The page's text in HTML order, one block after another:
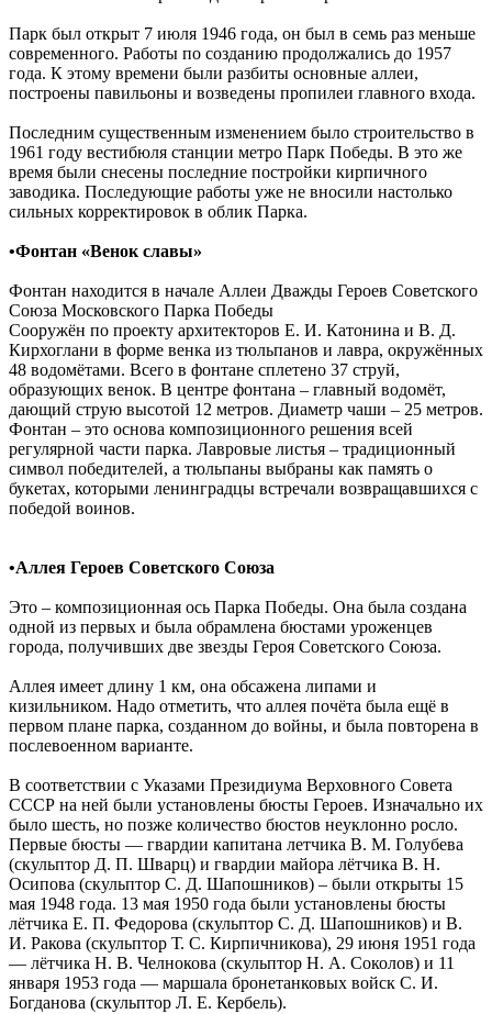
Парк был открыт 7 июля 1946 года, он был в семь раз меньше
современного. Работы по созданию продолжались до 1957
года. К этому времени были разбиты основные аллеи,
построены павильоны и возведены пропилеи главного входа.
Последним существенным изменением было строительство в
1961 году вестибюля станции метро Парк Победы. В это же
время были снесены последние постройки кирпичного
заводика. Последующие работы уже не вносили настолько
сильных корректировок в облик Парка.
•Фонтан «Венок славы»
Фонтан находится в начале Аллеи Дважды Героев Советского
Союза Московского Парка Победы
Сооружён по проекту архитекторов Е. И. Катонина и В. Д.
Кирхоглани в форме венка из тюльпанов и лавра, окружённых
48 водомётами. Всего в фонтане сплетено 37 струй,
образующих венок. В центре фонтана – главный водомёт,
дающий струю высотой 12 метров. Диаметр чаши – 25 метров.
Фонтан – это основа композиционного решения всей
регулярной части парка. Лавровые листья – традиционный
символ победителей, а тюльпаны выбраны как память о
букетах, которыми ленинградцы встречали возвращавшихся с
победой воинов.
•Аллея Героев Советского Союза
Это – композиционная ось Парка Победы. Она была создана
одной из первых и была обрамлена бюстами уроженцев
города, получивших две звезды Героя Советского Союза.
Аллея имеет длину 1 км, она обсажена липами и
кизильником. Надо отметить, что аллея почёта была ещё в
первом плане парка, созданном до войны, и была повторена в
послевоенном варианте.
В соответствии с Указами Президиума Верховного Совета
СССР на ней были установлены бюсты Героев. Изначально их
было шесть, но позже количество бюстов неуклонно росло.
Первые бюсты — гвардии капитана летчика В. М. Голубева
(скульптор Д. П. Шварц) и гвардии майора лётчика В. Н.
Осипова (скульптор С. Д. Шапошников) – были открыты 15
мая 1948 года. 13 мая 1950 года были установлены бюсты
лётчика Е. П. Федорова (скульптор С. Д. Шапошников) и В.
И. Ракова (скульптор Т. С. Кирпичникова), 29 июня 1951 года
— лётчика Н. В. Челнокова (скульптор Н. А. Соколов) и 11
января 1953 года — маршала бронетанковых войск С. И.
Богданова (скульптор Л. Е. Кербель).